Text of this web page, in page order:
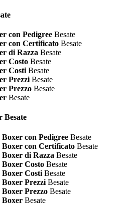
con Pedigree Besate
con Certificato Besate
di Razza Besate
Costo Besate
Costi Besate
Prezzi Besate
Prezzo Besate
Besate
Besate
con Pedigree Besate
con Certificato Besate
di Razza Besate
Costo Besate
Costi Besate
Prezzi Besate
Prezzo Besate
Boxer Besate